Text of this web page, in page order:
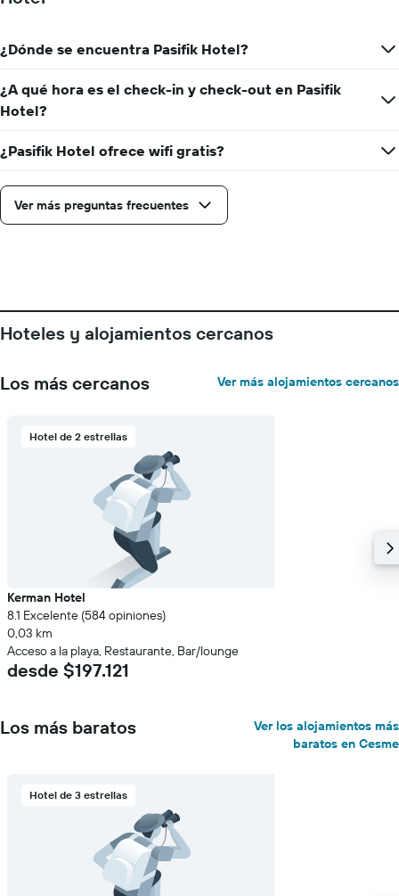
de
El
gráfico
muestra
1
X
que
indica
El
gráfico
eje
indica
¿Dónde se encuentra Pasifik Hotel?
¿A qué hora es el check-in y check-out en Pasifik
Hotel?
¿Pasifik Hotel ofrece wifi gratis?
Ver más preguntas frecuentes
Hoteles y alojamientos cercanos
Los más cercanos Ver más alojamientos cercanos
Hotel de 2 estrellas
Kerman Hotel
8.1 Excelente (584 opiniones)
0,03 km
Acceso a la playa, Restaurante, Bar/lounge
desde $197.121
Los más baratos
Ver los alojamientos más
baratos en Cesme
Hotel de 3 estrellas